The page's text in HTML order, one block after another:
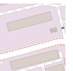
и очень
машины MX
в отрасли.
б / у Krauss
поможет вам